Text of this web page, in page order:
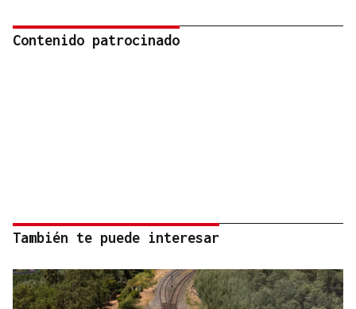
Contenido patrocinado
También te puede interesar